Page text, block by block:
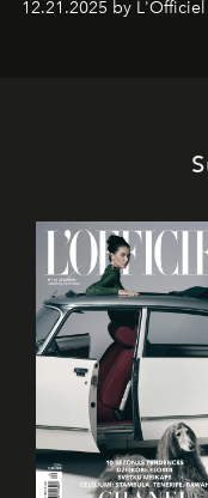
piedzīvojumos.
12.21.2025 by L'Officiel